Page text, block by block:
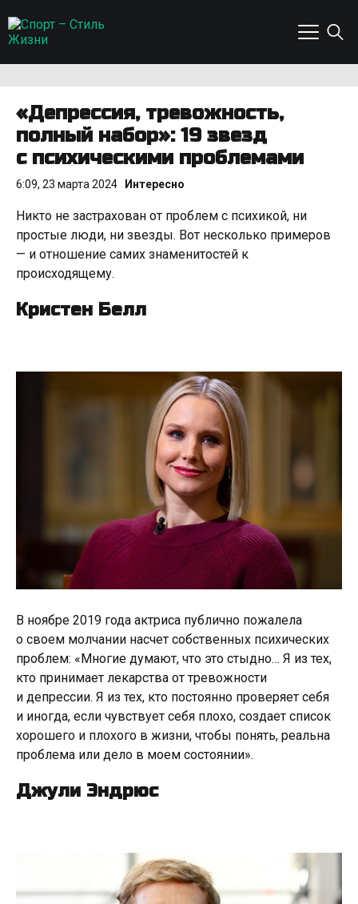
«Депрессия, тревожность,
полный набор»: 19 звезд
с психическими проблемами
6:09, 23 марта 2024 Интересно
Никто не застрахован от проблем с психикой, ни
простые люди, ни звезды. Вот несколько примеров
— и отношение самих знаменитостей к
происходящему.
Кристен Белл
В ноябре 2019 года актриса публично пожалела
о своем молчании насчет собственных психических
проблем: «Многие думают, что это стыдно… Я из тех,
кто принимает лекарства от тревожности
и депрессии. Я из тех, кто постоянно проверяет себя
и иногда, если чувствует себя плохо, создает список
хорошего и плохого в жизни, чтобы понять, реальна
проблема или дело в моем состоянии».
Джули Эндрюс